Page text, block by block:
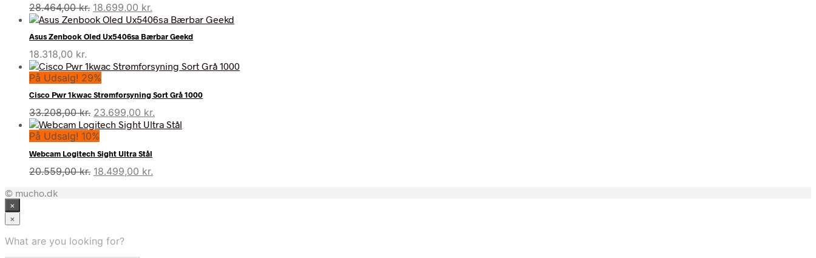
28.464,00kr. Den
oprindelige
pris
var:
18.699,00 kr.
aktuelle
pris
er:
Asus Zenbook Oled Ux5406sa Bærbar Geekd
18.318,00 kr.
På Udsalg! 29%
Cisco Pwr 1kwac Strømforsyning Sort Grå 1000
33.208,00kr. Den
oprindelige
pris
var:
33.208,00 kr..
23.699,00 kr.
aktuelle
På Udsalg! 10%
Webcam Logitech Sight Ultra Stål
20.559,00kr. Den
18.499,00 kr.
© mucho.dk
×
×
What are you looking for?